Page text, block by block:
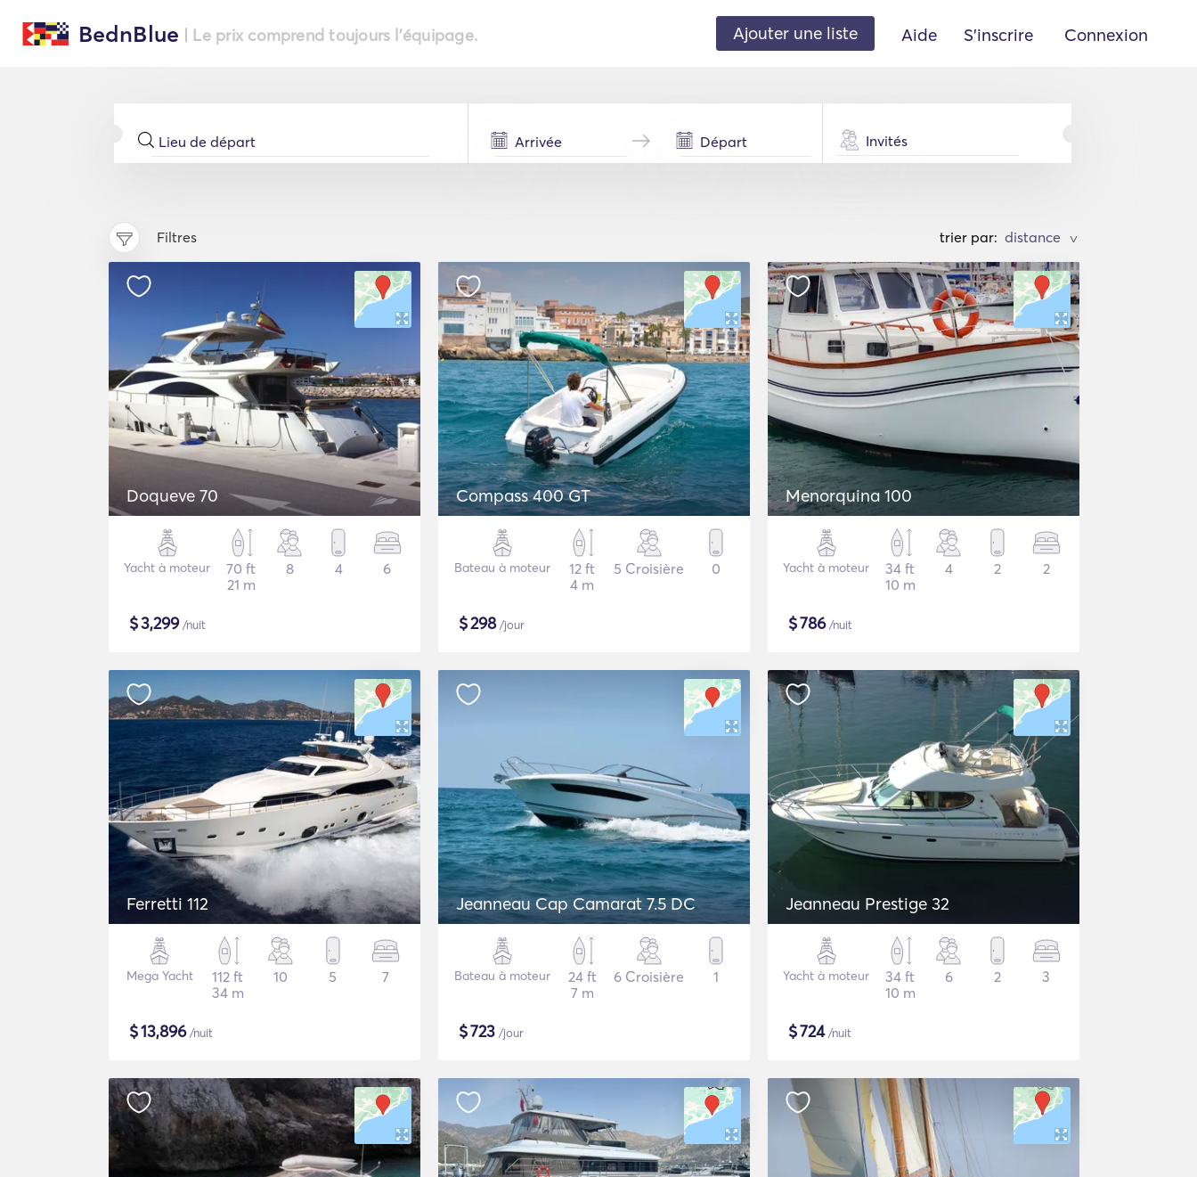
BednBlue | Le prix comprend toujours l'équipage. Ajouter une liste Aide S'inscrire Connexion
Invités
Filtres trier par: >
Doqueve 70
Yacht à moteur
70 ft
21 m
8 4 6
$3,299/nuit
Compass 400 GT
Bateau à moteur
12 ft
4 m
5 Croisière 0
$298/jour
Menorquina 100
Yacht à moteur
34 ft
10 m
4 2 2
$786/nuit
Ferretti 112
Mega Yacht
112 ft
34 m
10 5 7
$13,896/nuit
Jeanneau Cap Camarat 7.5 DC
Bateau à moteur
24 ft
7 m
6 Croisière 1
$723 /jour
Jeanneau Prestige 32
Yacht à moteur
34 ft
10 m
6 2 3
$724/nuit